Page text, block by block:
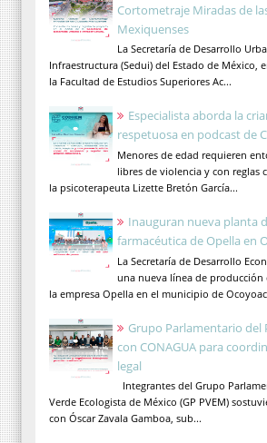
Cortometraje Miradas de
Mexiquenses
La Secretaría de Desarrollo
Infraestructura (Sedui) del Estado de México,
la Facultad de Estudios Superiores Ac...
Especialista aborda la
respetuosa en podcast de
Menores de edad requieren
libres de violencia y con reglas
la psicoterapeuta Lizette Bretón García...
Inauguran nueva planta
farmacéutica de Opella en
La Secretaría de Desarrollo
una nueva línea de
la empresa Opella en el municipio de
Grupo Parlamentario del
con CONAGUA para
legal
Integrantes del Grupo
Verde Ecologista de México (GP PVEM)
con Óscar Zavala Gamboa, sub...